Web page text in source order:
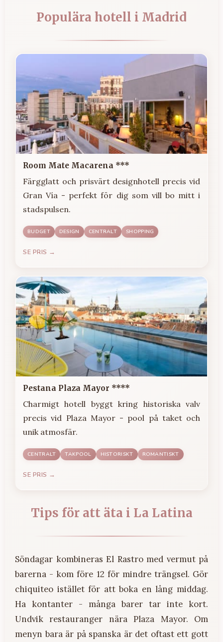
Populära hotell i Madrid
Room Mate Macarena ***
Färgglatt och prisvärt designhotell precis vid
Gran Vía - perfekt för dig som vill bo mitt i
stadspulsen.
BUDGET DESIGN CENTRALT SHOPPING
SE PRIS →
Pestana Plaza Mayor ****
Charmigt hotell byggt kring historiska valv
precis vid Plaza Mayor - pool på taket och
unik atmosfär.
CENTRALT TAKPOOL HISTORISKT ROMANTISKT
SE PRIS →
Tips för att äta i La Latina
Söndagar kombineras El Rastro med vermut på
barerna - kom före 12 för mindre trängsel. Gör
chiquiteo istället för att boka en lång middag.
Ha kontanter - många barer tar inte kort.
Undvik restauranger nära Plaza Mayor. Om
menyn bara är på spanska är det oftast ett gott